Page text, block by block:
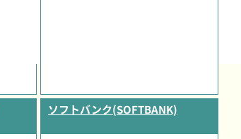
ソフトバンク(SOFTBANK)